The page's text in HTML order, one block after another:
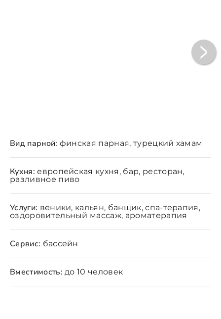
Вид парной: финская парная, турецкий хамам
Кухня: европейская кухня, бар, ресторан,
разливное пиво
Услуги: веники, кальян, банщик, спа-терапия,
оздоровительный массаж, ароматерапия
Сервис: бассейн
Вместимость: до 10 человек